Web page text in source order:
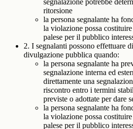
segnalazione potrebbe
ritorsione
la persona segnalante ha
la violazione possa
palese per il pubblico
2. I segnalanti possono effettuare
divulgazione pubblica quando:
la persona segnalante ha
segnalazione interna ed
direttamente una
riscontro entro i termini
previste o adottate per dare
la persona segnalante ha
la violazione possa
palese per il pubblico